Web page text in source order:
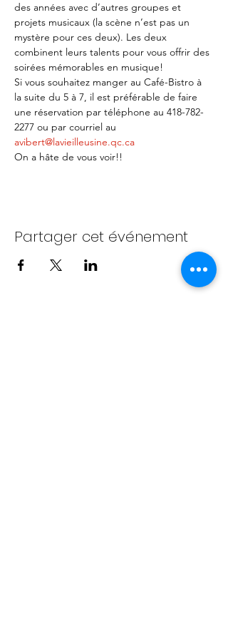
des années avec d’autres groupes et
projets musicaux (la scène n’est pas un
mystère pour ces deux). Les deux
combinent leurs talents pour vous offrir des
soirées mémorables en musique!
Si vous souhaitez manger au Café-Bistro à
la suite du 5 à 7, il est préférable de faire
une réservation par téléphone au 418-782-
2277 ou par courriel au
avibert@lavieilleusine.qc.ca
On a hâte de vous voir!!
Partager cet événement